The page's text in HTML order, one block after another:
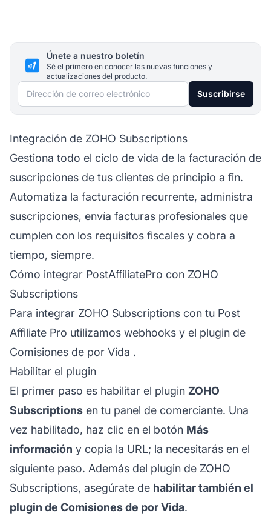
Únete a nuestro boletín
Sé el primero en conocer las nuevas funciones y
actualizaciones del producto.
Dirección de correo electrónico Suscribirse
Integración de ZOHO Subscriptions
Gestiona todo el ciclo de vida de la facturación de
suscripciones de tus clientes de principio a fin.
Automatiza la facturación recurrente, administra
suscripciones, envía facturas profesionales que
cumplen con los requisitos fiscales y cobra a
tiempo, siempre.
Cómo integrar PostAffiliatePro con ZOHO
Subscriptions
Para integrar ZOHO Subscriptions con tu Post
Affiliate Pro utilizamos webhooks y el plugin de
Comisiones de por Vida .
Habilitar el plugin
El primer paso es habilitar el plugin ZOHO
Subscriptions en tu panel de comerciante. Una
vez habilitado, haz clic en el botón Más
información y copia la URL; la necesitarás en el
siguiente paso. Además del plugin de ZOHO
Subscriptions, asegúrate de habilitar también el
plugin de Comisiones de por Vida.